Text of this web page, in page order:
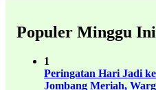
Populer Minggu Ini
1
Peringatan Hari Jadi
Jombang Meriah,